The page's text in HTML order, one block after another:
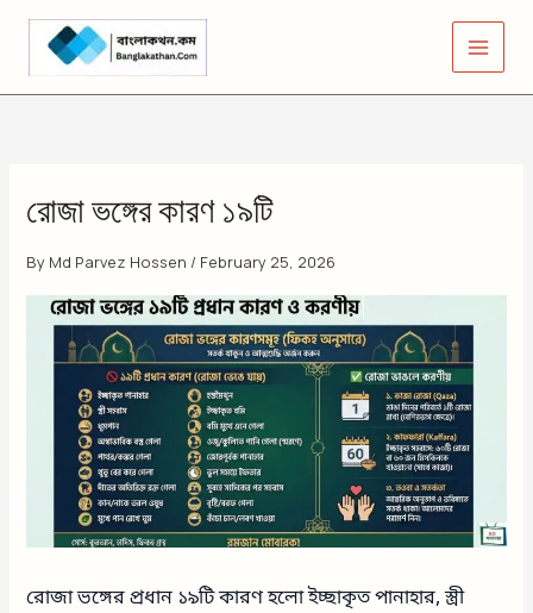
Skip
content
রোজা ভঙ্গের কারণ ১৯টি
By Md Parvez Hossen / February 25, 2026
রোজা ভঙ্গের প্রধান ১৯টি কারণ হলো ইচ্ছাকৃত পানাহার, স্ত্রী